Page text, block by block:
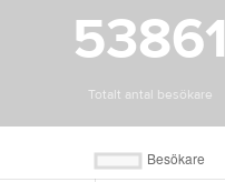
53861
Totalt antal besökare